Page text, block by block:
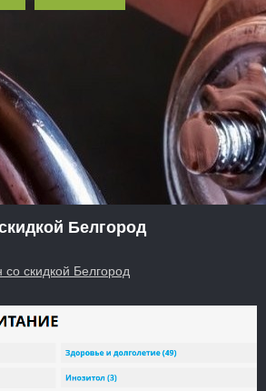
Белгород
со скидкой Белгород